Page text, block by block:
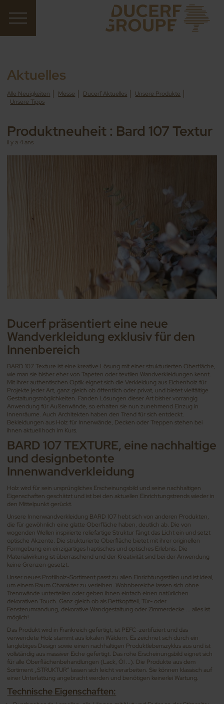
Aktuelles
Alle Neuigkeiten Messe Ducerf Aktuelles
Unsere Produkte
Unsere Tipps
Produktneuheit : Bard 107 Textur
il y a 4 ans
Ducerf präsentiert eine neue
Wandverkleidung exklusiv für den
Innenbereich
BARD 107 Texture ist eine kreative Lösung mit einer strukturierten Oberfläche,
wie man sie bisher eher von Tapeten oder textilen Wandverkleidungen kennt.
Mit ihrer authentischen Optik eignet sich die Verkleidung aus Eichenholz für
Projekte jeder Art, ganz gleich ob öffentlich oder privat, und bietet vielfältige
Gestaltungsmöglichkeiten. Fanden Lösungen dieser Art bisher vorrangig
Anwendung für Außenwände, so erhalten sie nun zunehmend Einzug in
Innenräume. Auch Architekten haben den Trend für sich entdeckt.
Bekleidungen aus Holz für Innenwände, Decken oder Treppen stehen bei
ihnen aktuell hoch im Kurs.
BARD 107 TEXTURE, eine nachhaltige
und designbetonte
Innenwandverkleidung
Holz wird für sein ursprüngliches Erscheinungsbild und seine nachhaltigen
Eigenschaften geschätzt und ist bei den aktuellen Einrichtungstrends wieder in
den Mittelpunkt gerückt.
Unsere Innenwandverkleidung BARD 107 hebt sich von anderen Produkten,
die für gewöhnlich eine glatte Oberfläche haben, deutlich ab. Die von
wogenden Wellen inspirierte reliefartige Struktur fängt das Licht ein und setzt
optische Akzente. Die strukturierte Oberfläche bietet mit ihrer originellen
Formgebung ein einzigartiges haptisches und optisches Erlebnis. Die
Materialwirkung ist überraschend und der Kreativität sind bei der Anwendung
keine Grenzen gesetzt.
Unser neues Profilholz-Sortiment passt zu allen Einrichtungsstilen und ist ideal,
um einem Raum Charakter zu verleihen. Wohnbereiche lassen sich ohne
Trennwände unterteilen oder geben ihnen einfach einen natürlichen
dekorativen Touch. Ganz gleich ob als Bettkopfteil, Tür- oder
Fensterumrandung, dekorative Wandgestaltung oder Zimmerdecke ... alles ist
möglich!
Das Produkt wird in Frankreich gefertigt, ist PEFC-zertifiziert und das
verwendete Holz stammt aus lokalen Wäldern. Es zeichnet sich durch ein
langlebiges Design sowie einen nachhaltigen Produktlebenszyklus aus und ist
vollständig aus massiver Eiche gefertigt. Das rohe Erscheinungsbild eignet sich
für alle Oberflächenbehandlungen (Lack, Öl ...). Die Produkte aus dem
Sortiment „STRUKTUR“ lassen sich leicht verarbeiten. Sie können klassisch auf
einer Unterlattung angebracht werden und benötigen keinerlei Wartung.
Technische Eigenschaften: